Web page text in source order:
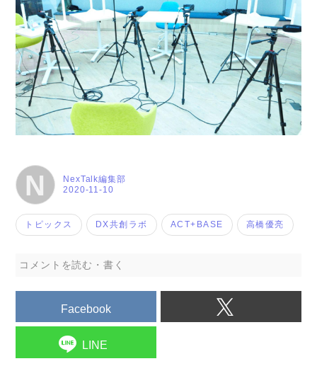
N 2020-11-10
NexTalk編集部
トピックス DX共創ラボ ACT+BASE 高橋優亮
コメントを読む・書く
Facebook
LINE